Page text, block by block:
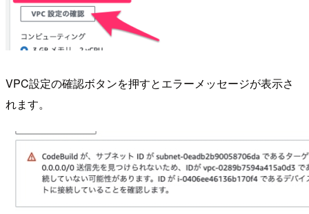
VPC設定の確認ボタンを押すとエラーメッセージが表示さ
れます。